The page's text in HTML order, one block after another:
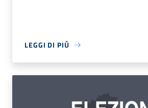
LEGGI DI PIÙ